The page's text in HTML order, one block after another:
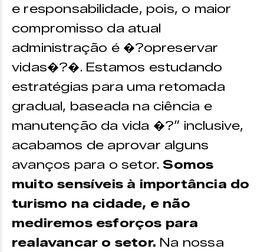
e responsabilidade, pois, o maior
compromisso da atual
administração é �?opreservar
vidas�?�. Estamos estudando
estratégias para uma retomada
gradual, baseada na ciência e
manutenção da vida �?” inclusive,
acabamos de aprovar alguns
avanços para o setor. Somos
muito sensíveis à importância do
turismo na cidade, e não
mediremos esforços para
realavancar o setor. Na nossa